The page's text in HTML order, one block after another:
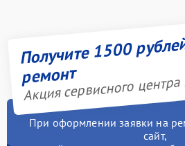
Получите 1500
ремонт
Акция сервисного
При оформлении заявки на
сайт,